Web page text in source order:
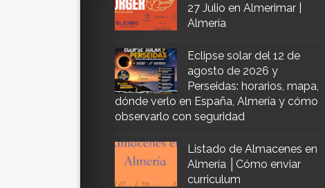
27 Julio en Almerimar |
Almería
Eclipse solar del 12 de
agosto de 2026 y
Perseidas: horarios, mapa,
dónde verlo en España, Almería y cómo
observarlo con seguridad
Listado de Almacenes en
Almería │Cómo enviar
curriculum